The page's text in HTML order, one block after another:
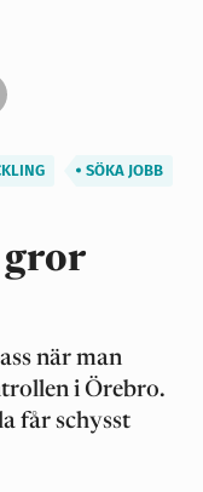
SÖKA JOBB
när man
i Örebro.
får schysst